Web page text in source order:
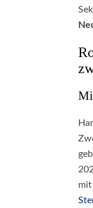
mit